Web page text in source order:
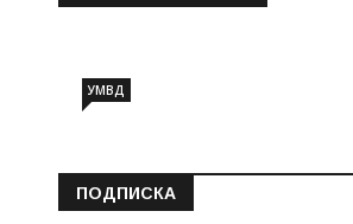
УМВД
ПОДПИСКА